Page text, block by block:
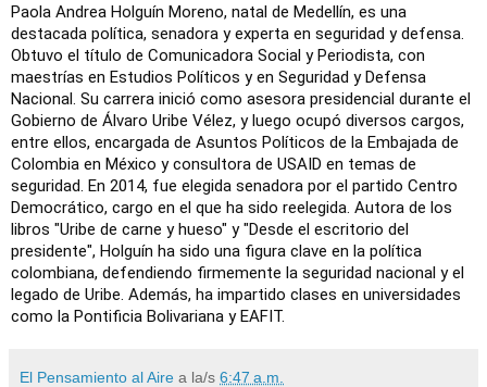
Paola Andrea Holguín Moreno, natal de Medellín, es una
destacada política, senadora y experta en seguridad y defensa.
Obtuvo el título de Comunicadora Social y Periodista, con
maestrías en Estudios Políticos y en Seguridad y Defensa
Nacional. Su carrera inició como asesora presidencial durante el
Gobierno de Álvaro Uribe Vélez, y luego ocupó diversos cargos,
entre ellos, encargada de Asuntos Políticos de la Embajada de
Colombia en México y consultora de USAID en temas de
seguridad. En 2014, fue elegida senadora por el partido Centro
Democrático, cargo en el que ha sido reelegida. Autora de los
libros "Uribe de carne y hueso" y "Desde el escritorio del
presidente", Holguín ha sido una figura clave en la política
colombiana, defendiendo firmemente la seguridad nacional y el
legado de Uribe. Además, ha impartido clases en universidades
como la Pontificia Bolivariana y EAFIT.
El Pensamiento al Aire a la/s 6:47 a.m.